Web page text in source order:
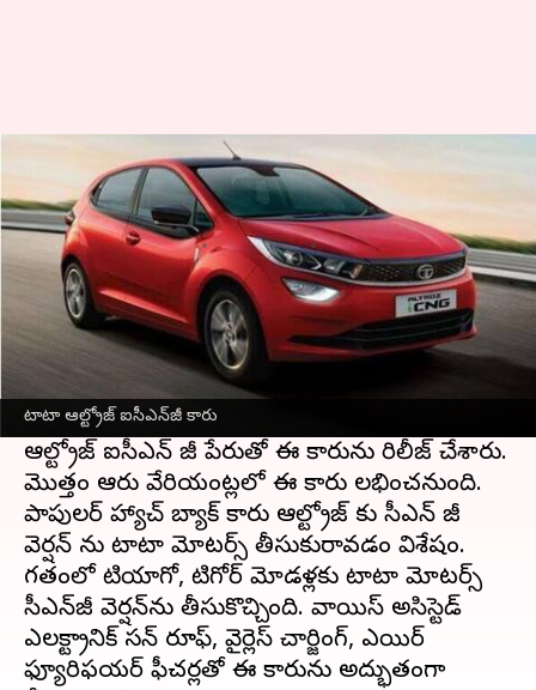
టాటా ఆల్ట్రోజ్ ఐసీఎన్‍జీ కారు
టాటా ఆల్ట్రోజ్ ఐసీఎన్‍జీ కారు లాంచ్..
ధర, ఫీచర్లపై ఓ లుక్కేయండి
Jayachandra Akuri May 22, 2023 06:06 pm
ఈ వార్తాకథనం ఏంటి
ప్రముఖ ఆటోమొబైల్ కంపెనీటాటా మోటర్స్ తన
ప్రీమియం హ్యాచ్ బ్యాక్ ఆల్ట్రోజ్ సీఎన్‌జీ వెర్షన్‌ను
మార్కెట్లోకి లాంచ్ చేసింది.
ఆల్ట్రోజ్ ఐసీఎన్ జీ పేరుతో ఈ కారును రిలీజ్ చేశారు.
మొత్తం ఆరు వేరియంట్లలో ఈ కారు లభించనుంది.
పాపులర్ హ్యాచ్ బ్యాక్ కారు ఆల్ట్రోజ్ కు సీఎన్ జీ
వెర్షన్ ను టాటా మోటర్స్ తీసుకురావడం విశేషం.
గతంలో టియాగో, టిగోర్ మోడళ్లకు టాటా మోటర్స్
సీఎన్‌జీ వెర్షన్‌ను తీసుకొచ్చింది. వాయిస్ అసిస్టెడ్
ఎలక్ట్రానిక్ సన్ రూఫ్, వైర్లెస్ చార్జింగ్, ఎయిర్
ఫ్యూరిఫయర్ ఫీచర్లతో ఈ కారును అద్భుతంగా